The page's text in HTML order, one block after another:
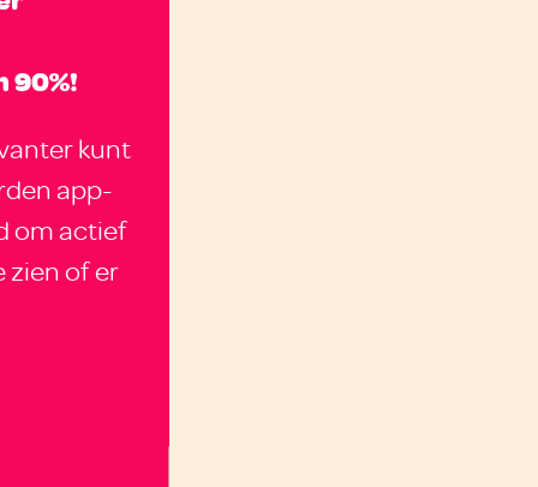
90%!
kunt
app-
om actief
zien of er